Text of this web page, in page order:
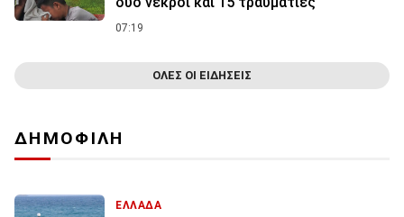
07:19
ΟΛΕΣ ΟΙ ΕΙΔΗΣΕΙΣ
ΔΗΜΟΦΙΛΗ
ΕΛΛΑΔΑ